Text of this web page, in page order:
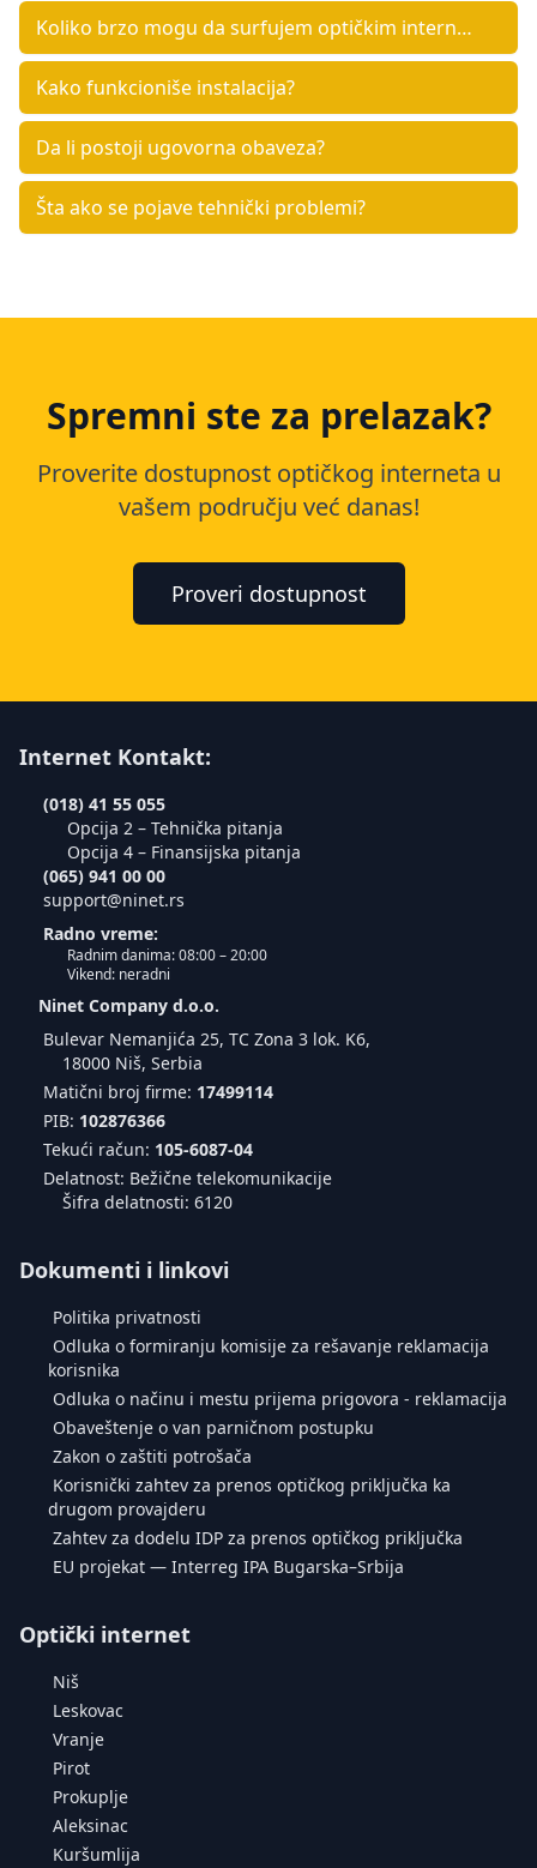
Koliko brzo mogu da surfujem optičkim internet
om?
Kako funkcioniše instalacija?
Da li postoji ugovorna obaveza?
Šta ako se pojave tehnički problemi?
Spremni ste za prelazak?
Proverite dostupnost optičkog interneta u
vašem području već danas!
Proveri dostupnost
Internet Kontakt:
(018) 41 55 055
Opcija 2 – Tehnička pitanja
Opcija 4 – Finansijska pitanja
(065) 941 00 00
support@ninet.rs
Radno vreme:
Radnim danima: 08:00 – 20:00
Vikend: neradni
Ninet Company d.o.o.
Bulevar Nemanjića 25, TC Zona 3 lok. K6,
18000 Niš, Serbia
Matični broj firme: 17499114
PIB: 102876366
Tekući račun: 105-6087-04
Delatnost: Bežične telekomunikacije
Šifra delatnosti: 6120
Dokumenti i linkovi
Politika privatnosti
Odluka o formiranju komisije za rešavanje reklamacija
korisnika
Odluka o načinu i mestu prijema prigovora - reklamacija
Obaveštenje o van parničnom postupku
Zakon o zaštiti potrošača
Korisnički zahtev za prenos optičkog priključka ka
drugom provajderu
Zahtev za dodelu IDP za prenos optičkog priključka
EU projekat — Interreg IPA Bugarska–Srbija
Optički internet
Niš
Leskovac
Vranje
Pirot
Prokuplje
Aleksinac
Kuršumlija